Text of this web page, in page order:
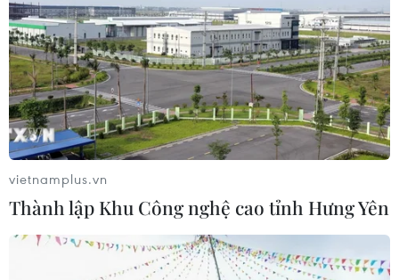
vietnamplus.vn
Thành lập Khu Công nghệ cao tỉnh Hưng Yên